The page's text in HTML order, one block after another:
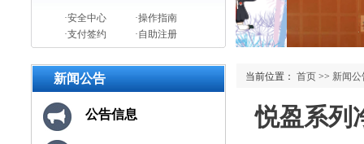
·安全中心
·操作指南
·支付签约
·自助注册
新闻公告
公告信息
当前位置： 首页 >> 新闻公
悦盈系列